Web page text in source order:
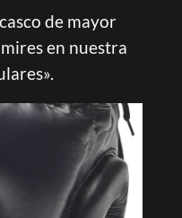
de mayor
en nuestra